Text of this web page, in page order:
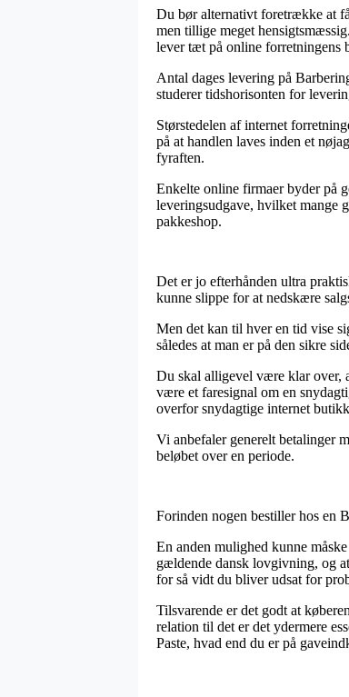
Du bør alternativt foretrække at
men tillige meget
lever tæt på online forretningens
Antal dages levering på
studerer tidshorisonten for
Størstedelen af internet
på at handlen laves inden et
fyraften.
Enkelte online firmaer byder på
leveringsudgave, hvilket mange
pakkeshop.
Det er jo efterhånden ultra
kunne slippe for at nedskære
Men det kan til hver en tid vise
således at man er på den sikre
Du skal alligevel være klar over,
være et faresignal om en
overfor snydagtige internet
Vi anbefaler generelt betalinger
beløbet over en periode.
Forinden nogen bestiller hos en
En anden mulighed kunne
gældende dansk lovgivning, og
for så vidt du bliver udsat for
Tilsvarende er det godt at
relation til det er det ydermere
Paste, hvad end du er på